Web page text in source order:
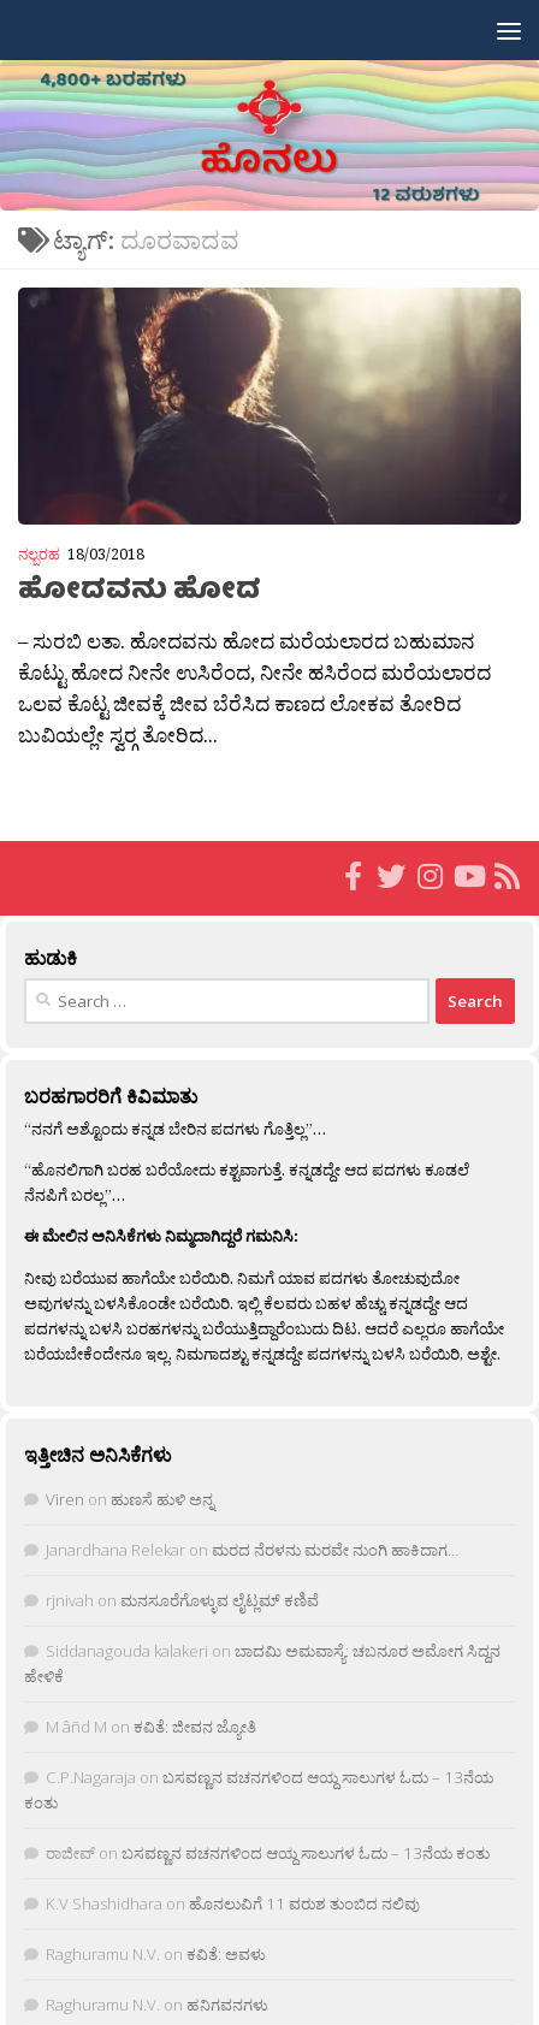
ಟ್ಯಾಗ್: ದೂರವಾದವ
ನಲ್ಬರಹ 18/03/2018
ಹೋದವನು ಹೋದ
– ಸುರಬಿ ಲತಾ. ಹೋದವನು ಹೋದ ಮರೆಯಲಾರದ ಬಹುಮಾನ
ಕೊಟ್ಟು ಹೋದ ನೀನೇ ಉಸಿರೆಂದ, ನೀನೇ ಹಸಿರೆಂದ ಮರೆಯಲಾರದ
ಒಲವ ಕೊಟ್ಟ ಜೀವಕ್ಕೆ ಜೀವ ಬೆರೆಸಿದ ಕಾಣದ ಲೋಕವ ತೋರಿದ
ಬುವಿಯಲ್ಲೇ ಸ್ವರ‍್ಗ ತೋರಿದ...
ಹುಡುಕಿ
Search
ಬರಹಗಾರರಿಗೆ ಕಿವಿಮಾತು
“ನನಗೆ ಅಶ್ಟೊಂದು ಕನ್ನಡ ಬೇರಿನ ಪದಗಳು ಗೊತ್ತಿಲ್ಲ”…
“ಹೊನಲಿಗಾಗಿ ಬರಹ ಬರೆಯೋದು ಕಶ್ಟವಾಗುತ್ತೆ. ಕನ್ನಡದ್ದೇ ಆದ ಪದಗಳು ಕೂಡಲೆ
ನೆನಪಿಗೆ ಬರಲ್ಲ”…
ಈ ಮೇಲಿನ ಅನಿಸಿಕೆಗಳು ನಿಮ್ಮದಾಗಿದ್ದರೆ ಗಮನಿಸಿ:
ನೀವು ಬರೆಯುವ ಹಾಗೆಯೇ ಬರೆಯಿರಿ. ನಿಮಗೆ ಯಾವ ಪದಗಳು ತೋಚುವುದೋ
ಅವುಗಳನ್ನು ಬಳಸಿಕೊಂಡೇ ಬರೆಯಿರಿ. ಇಲ್ಲಿ ಕೆಲವರು ಬಹಳ ಹೆಚ್ಚು ಕನ್ನಡದ್ದೇ ಆದ
ಪದಗಳನ್ನು ಬಳಸಿ ಬರಹಗಳನ್ನು ಬರೆಯುತ್ತಿದ್ದಾರೆಂಬುದು ದಿಟ. ಆದರೆ ಎಲ್ಲರೂ ಹಾಗೆಯೇ
ಬರೆಯಬೇಕೆಂದೇನೂ ಇಲ್ಲ. ನಿಮಗಾದಶ್ಟು ಕನ್ನಡದ್ದೇ ಪದಗಳನ್ನು ಬಳಸಿ ಬರೆಯಿರಿ, ಅಶ್ಟೇ.
ಇತ್ತೀಚಿನ ಅನಿಸಿಕೆಗಳು
Viren on ಹುಣಸೆ ಹುಳಿ ಅನ್ನ
Janardhana Relekar on ಮರದ ನೆರಳನು ಮರವೇ ನುಂಗಿ ಹಾಕಿದಾಗ…
rjnivah on ಮನಸೂರೆಗೊಳ್ಳುವ ಲೈಟ್ಲಮ್ ಕಣಿವೆ
Siddanagouda kalakeri on ಬಾದಮಿ ಅಮವಾಸ್ಯೆ: ಚಬನೂರ ಅಮೋಗ ಸಿದ್ದನ
ಹೇಳಿಕೆ
M âñd M on ಕವಿತೆ: ಜೀವನ ಜ್ಯೋತಿ
C.P.Nagaraja on ಬಸವಣ್ಣನ ವಚನಗಳಿಂದ ಆಯ್ದ ಸಾಲುಗಳ ಓದು – 13ನೆಯ
ಕಂತು
ರಾಜೀವ್ on ಬಸವಣ್ಣನ ವಚನಗಳಿಂದ ಆಯ್ದ ಸಾಲುಗಳ ಓದು – 13ನೆಯ ಕಂತು
K.V Shashidhara on ಹೊನಲುವಿಗೆ 11 ವರುಶ ತುಂಬಿದ ನಲಿವು
Raghuramu N.V. on ಕವಿತೆ: ಅವಳು
Raghuramu N.V. on ಹನಿಗವನಗಳು